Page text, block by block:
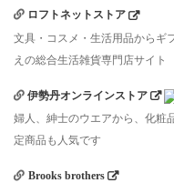
ロフトネットストア
文具・コスメ・生活用品からギ
えの総合生活雑貨専門店サイト
伊勢丹オンラインストア
婦人、紳士のウエアから、化粧
定商品も人気です
Brooks brothers